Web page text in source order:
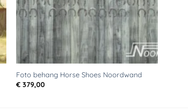
Foto behang Horse Shoes Noordwand
€379,00